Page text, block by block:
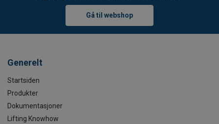
Gå til webshop
Generelt
Startsiden
Produkter
Dokumentasjoner
Lifting Knowhow